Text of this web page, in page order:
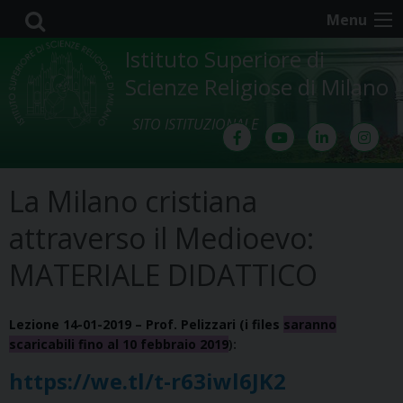
Skip
content
Menu
Istituto Superiore di
Scienze Religiose di Milano
SITO ISTITUZIONALE
La Milano cristiana
attraverso il Medioevo:
MATERIALE DIDATTICO
Lezione 14-01-2019 – Prof. Pelizzari (i files saranno
scaricabili fino al 10 febbraio 2019):
https://we.tl/t-r63iwl6JK2